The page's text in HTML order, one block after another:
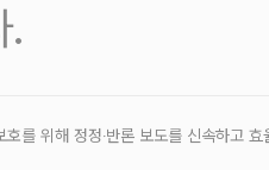
.
를 위해 정정‧반론 보도를 신속하고